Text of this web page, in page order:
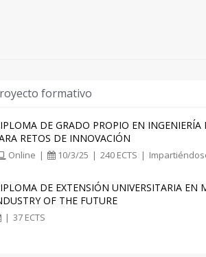
Royo Pastor
a Titular de Universidad
Maria Sáez Más
a Ayudante Doctor/a
a Titular de Universidad
formativo
DE GRADO PROPIO EN INGENIERÍA
RETOS DE INNOVACIÓN
Online | 10/3/25 | 240 ECTS |
DE EXTENSIÓN UNIVERSITARIA EN
OF THE FUTURE
| 37 ECTS